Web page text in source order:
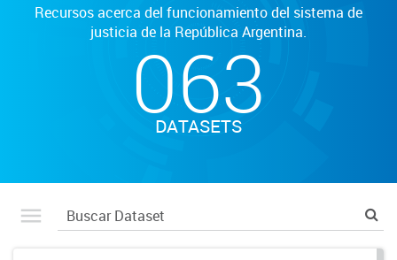
Recursos acerca del funcionamiento del sistema de
justicia de la República Argentina.
063
DATASETS